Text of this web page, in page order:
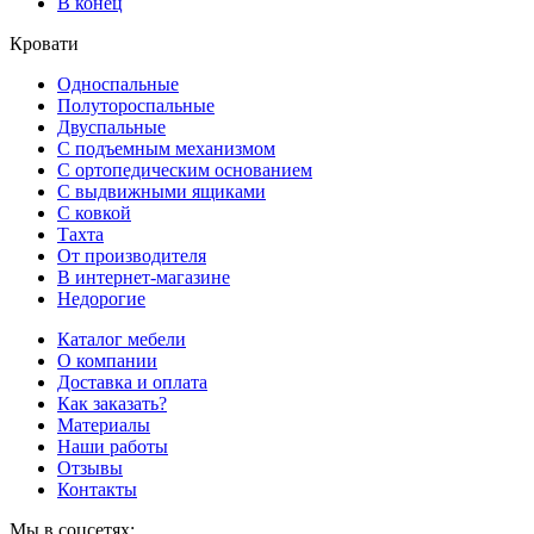
Кровати
Односпальные
Полутороспальные
Двуспальные
С подъемным механизмом
С ортопедическим основанием
С выдвижными ящиками
С ковкой
Тахта
От производителя
В интернет-магазине
Недорогие
Каталог мебели
О компании
Доставка и оплата
Как заказать?
Материалы
Наши работы
Отзывы
Контакты
Мы в соцсетях: